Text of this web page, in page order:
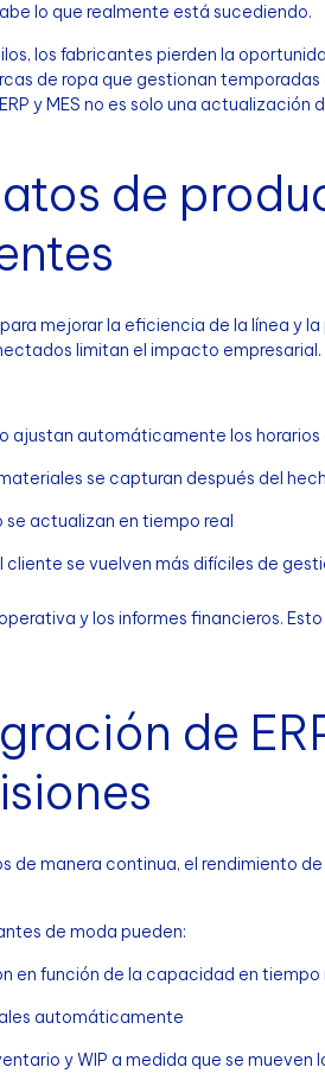
lo que realmente está sucediendo.
los fabricantes pierden la
de ropa que gestionan
y MES no es solo una actualización
de
mejorar la eficiencia de la línea y
limitan el impacto empresarial.
ajustan automáticamente los
se capturan después del
se actualizan en tiempo real
se vuelven más difíciles de
y los informes financieros.
de
de manera continua, el rendimiento
de moda pueden:
en función de la capacidad en tiempo
automáticamente
y WIP a medida que se mueven